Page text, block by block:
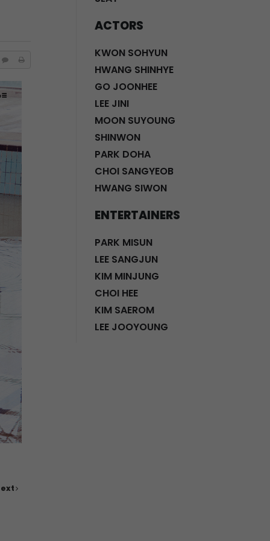
ACTORS
KWON SOHYUN
HWANG SHINHYE
GO JOONHEE
LEE JINI
MOON SUYOUNG
SHINWON
PARK DOHA
CHOI SANGYEOB
HWANG SIWON
ENTERTAINERS
PARK MISUN
LEE SANGJUN
KIM MINJUNG
CHOI HEE
KIM SAEROM
LEE JOOYOUNG